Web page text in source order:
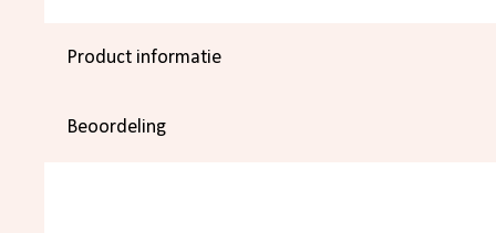
Product informatie
Beoordeling